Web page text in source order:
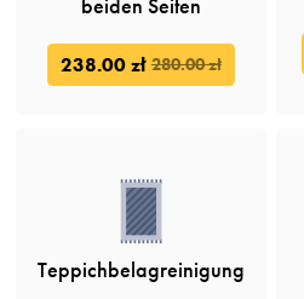
beiden Seiten
238.00 zł 280.00 zł
Teppichbelagreinigung